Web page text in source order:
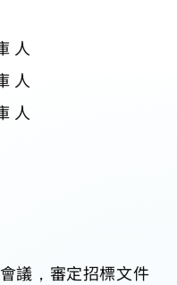
人
人
人
議，審定招標文件